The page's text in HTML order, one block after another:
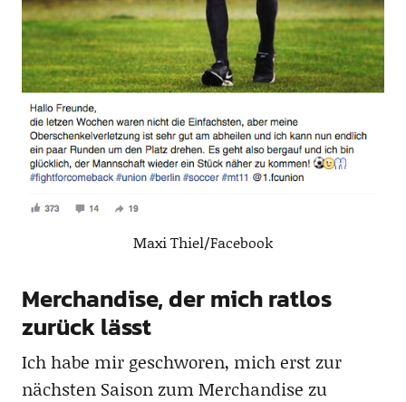
Maxi Thiel/Facebook
Merchandise, der mich ratlos
zurück lässt
Ich habe mir geschworen, mich erst zur
nächsten Saison zum Merchandise zu